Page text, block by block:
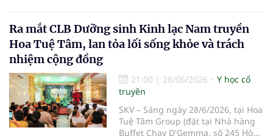
– Dược Phenikaa. Sự kiện do Đại
học Phenikaa tổ chức, quy tụ gần
500 đại biểu là đại diện các cơ
viện cùng đông đảo chuyên gia,
nhà khoa học, bác sĩ và giảng viên
hàng đầu trong nước và quốc tế.
Ra mắt CLB Dưỡng sinh Kinh lạc Nam truyền
Hoa Tuệ Tâm, lan tỏa lối sống khỏe và trách
nhiệm cộng đồng
21:00 | 28/06/2026
Y học cổ
truyền
SKV – Sáng ngày 28/6/2026, tại Hoa
Tuệ Tâm Group (đặt tại Nhà hàng
Buffet Chay D'Gemma, số 245 Hòa